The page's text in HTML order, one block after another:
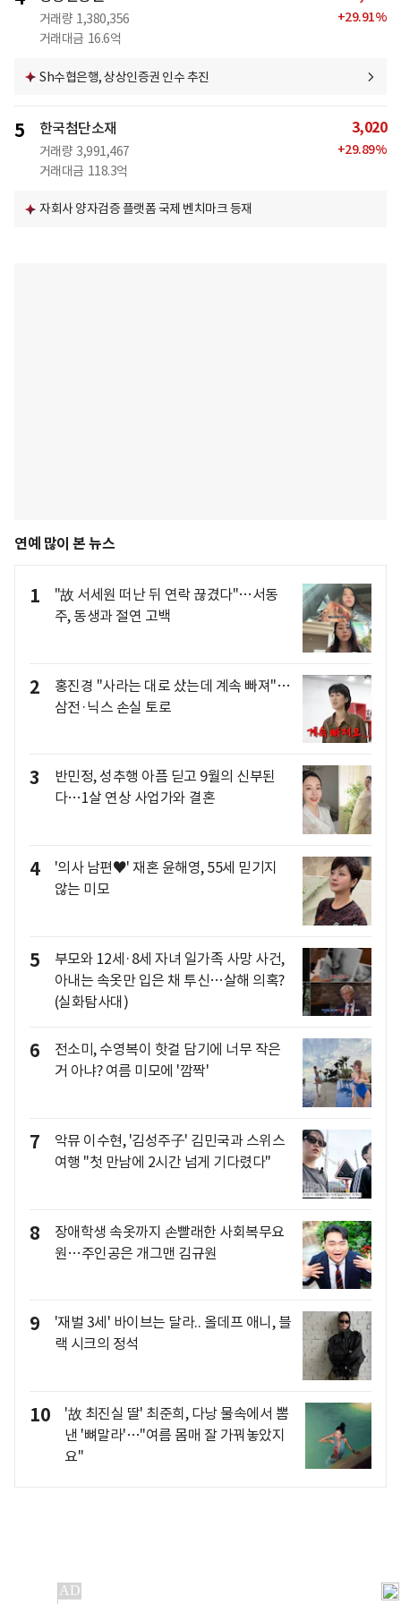
거래량 1,380,356
거래대금 16.6억
+29.91%
Sh수협은행, 상상인증권 인수 추진
5 한국첨단소재
거래량 3,991,467
거래대금 118.3억
3,020
+29.89%
자회사 양자검증 플랫폼 국제 벤치마크 등재
연예 많이 본 뉴스
1
"故 서세원 떠난 뒤 연락 끊겼다"…서동
주, 동생과 절연 고백
2
홍진경 "사라는 대로 샀는데 계속 빠져"…
삼전·닉스 손실 토로
3
반민정, 성추행 아픔 딛고 9월의 신부된
다…1살 연상 사업가와 결혼
4
'의사 남편♥' 재혼 윤해영, 55세 믿기지
않는 미모
5
부모와 12세·8세 자녀 일가족 사망 사건,
아내는 속옷만 입은 채 투신…살해 의혹?
(실화탐사대)
6
전소미, 수영복이 핫걸 담기에 너무 작은
거 아냐? 여름 미모에 '깜짝'
7
악뮤 이수현, '김성주子' 김민국과 스위스
여행 "첫 만남에 2시간 넘게 기다렸다"
8
장애학생 속옷까지 손빨래한 사회복무요
원…주인공은 개그맨 김규원
9
'재벌 3세' 바이브는 달라.. 올데프 애니, 블
랙 시크의 정석
10
'故 최진실 딸' 최준희, 다낭 물속에서 뽐
낸 '뼈말라'…"여름 몸매 잘 가꿔놓았지
요"